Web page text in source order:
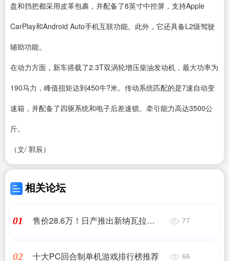
盘和挡把都采用皮革包裹，并配备了8英寸中控屏，支持Apple
CarPlay和Android Auto手机互联功能。此外，它还具备L2级驾驶
辅助功能。
在动力方面，新车搭载了2.3T双涡轮增压柴油发动机，最大功率为
190马力，峰值扭矩达到450牛?米。传动系统匹配的是7速自动变
速箱，并配备了四驱系统和电子后差速锁。牵引能力高达3500公
斤。
（文/ 郭辰）
相关论坛
01
售价28.6万！日产推出新纳瓦拉
77
02 十大PC回合制单机游戏排行榜推荐 66